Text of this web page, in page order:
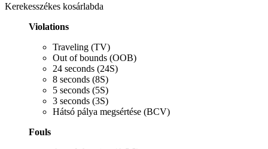
Kerekesszékes kosárlabda
Violations
Traveling (TV)
Out of bounds (OOB)
24 seconds (24S)
8 seconds (8S)
5 seconds (5S)
3 seconds (3S)
Hátsó pálya megsértése (BCV)
Fouls